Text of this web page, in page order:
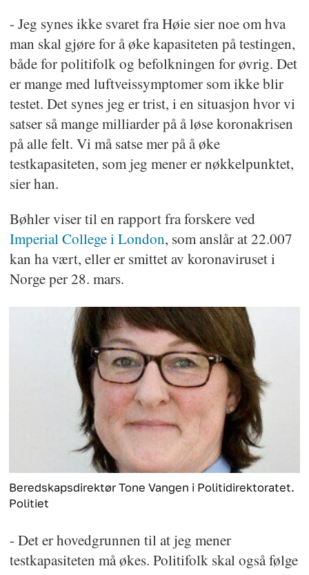
- Jeg synes ikke svaret fra Høie sier noe om hva
man skal gjøre for å øke kapasiteten på testingen,
både for politifolk og befolkningen for øvrig. Det
er mange med luftveissymptomer som ikke blir
testet. Det synes jeg er trist, i en situasjon hvor vi
satser så mange milliarder på å løse koronakrisen
på alle felt. Vi må satse mer på å øke
testkapasiteten, som jeg mener er nøkkelpunktet,
sier han.
Bøhler viser til en rapport fra forskere ved
Imperial College i London, som anslår at 22.007
kan ha vært, eller er smittet av koronaviruset i
Norge per 28. mars.
Beredskapsdirektør Tone Vangen i Politidirektoratet.
Politiet
- Det er hovedgrunnen til at jeg mener
testkapasiteten må økes. Politifolk skal også følge